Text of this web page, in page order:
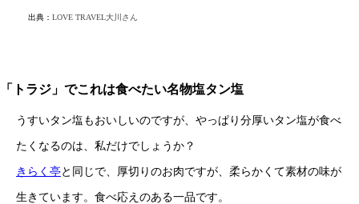
出典： LOVE TRAVEL大川さん
「トラジ」でこれは食べたい名物塩タン塩
うすいタン塩もおいしいのですが、やっぱり分厚いタン塩が食べ
たくなるのは、私だけでしょうか？
きらく亭と同じで、厚切りのお肉ですが、柔らかくて素材の味が
生きています。食べ応えのある一品です。